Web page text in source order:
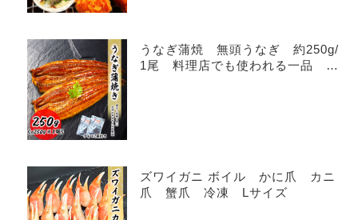
うなぎ蒲焼 無頭うなぎ 約250g/
1尾 料理店でも使われる一品 真
ズワイガニ ボイル かに爪 カニ
爪 蟹爪 冷凍 Lサイズ